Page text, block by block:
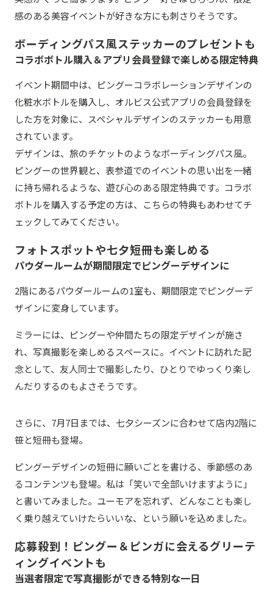
感のある美容イベントが好きな方にも刺さりそうです。
ボーディングパス風ステッカーのプレゼントも
コラボボトル購入＆アプリ会員登録で楽しめる限定特典
イベント期間中は、ピングーコラボレーションデザインの
化粧水ボトルを購入し、オルビス公式アプリの会員登録を
した方を対象に、スペシャルデザインのステッカーも用意
されています。
デザインは、旅のチケットのようなボーディングパス風。
ピングーの世界観と、表参道でのイベントの思い出を一緒
に持ち帰れるような、遊び心のある限定特典です。コラボ
ボトルを購入する予定の方は、こちらの特典もあわせてチ
ェックしてみてください。
フォトスポットや七夕短冊も楽しめる
パウダールームが期間限定でピングーデザインに
2階にあるパウダールームの1室も、期間限定でピングーデ
ザインに変身しています。
ミラーには、ピングーや仲間たちの限定デザインが施さ
れ、写真撮影を楽しめるスペースに。イベントに訪れた記
念として、友人同士で撮影したり、ひとりでゆっくり楽し
んだりするのもよさそうです。
さらに、7月7日までは、七夕シーズンに合わせて店内2階に
笹と短冊も登場。
ピングーデザインの短冊に願いごとを書ける、季節感のあ
るコンテンツも登場。私は「笑いで全部いけますように」
と書いてみました。ユーモアを忘れず、どんなことも楽し
く乗り越えていけたらいいな、という願いを込めました。
応募殺到！ピングー＆ピンガに会えるグリーテ
ィングイベントも
当選者限定で写真撮影ができる特別な一日